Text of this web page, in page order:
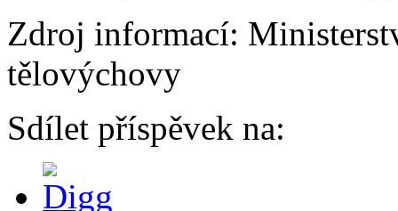
Zdroj informací:
tělovýchovy
Sdílet příspěvek na: